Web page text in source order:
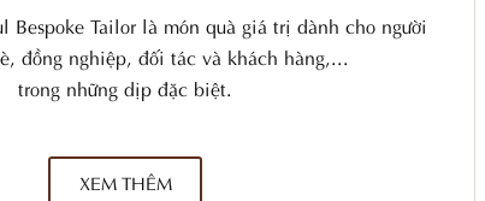
Bespoke Tailor là món quà giá trị dành cho người
đồng nghiệp, đối tác và khách hàng,...
trong những dịp đặc biệt.
XEM THÊM